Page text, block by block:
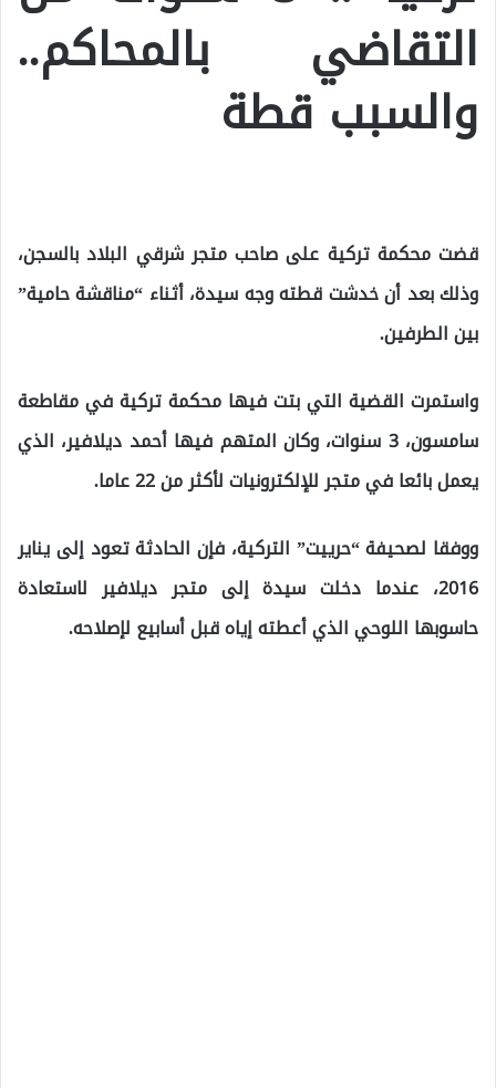
التقاضي بالمحاكم..
والسبب قطة
قضت محكمة تركية على صاحب متجر شرقي البلاد بالسجن،
وذلك بعد أن خدشت قطته وجه سيدة، أثناء “مناقشة حامية”
بين الطرفين.
واستمرت القضية التي بتت فيها محكمة تركية في مقاطعة
سامسون، 3 سنوات، وكان المتهم فيها أحمد ديلافير، الذي
يعمل بائعا في متجر للإلكترونيات لأكثر من 22 عاما.
ووفقا لصحيفة “حرييت” التركية، فإن الحادثة تعود إلى يناير
2016، عندما دخلت سيدة إلى متجر ديلافير لاستعادة
حاسوبها اللوحي الذي أعطته إياه قبل أسابيع لإصلاحه.